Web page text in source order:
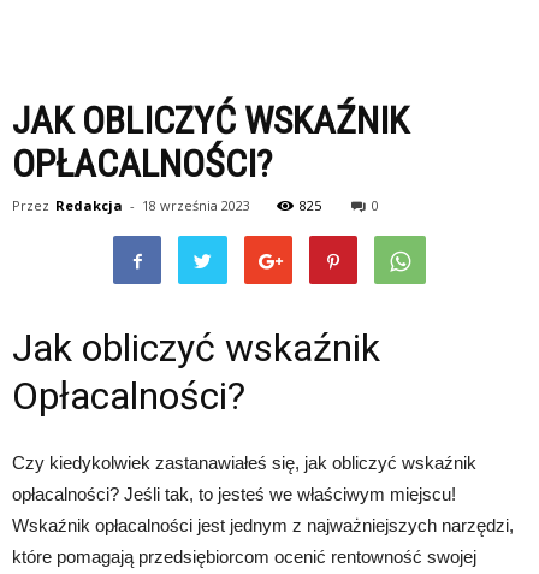
JAK OBLICZYĆ WSKAŹNIK
OPŁACALNOŚCI?
Przez Redakcja - 18 września 2023 825 0
Jak obliczyć wskaźnik
Opłacalności?
Czy kiedykolwiek zastanawiałeś się, jak obliczyć wskaźnik
opłacalności? Jeśli tak, to jesteś we właściwym miejscu!
Wskaźnik opłacalności jest jednym z najważniejszych narzędzi,
które pomagają przedsiębiorcom ocenić rentowność swojej